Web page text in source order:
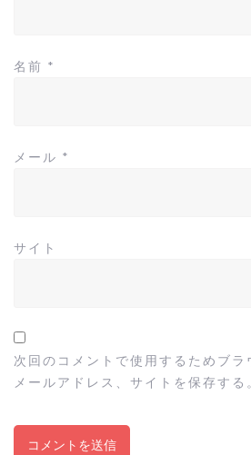
名前 *
メール *
サイト
次回のコメントで使用するためブラ
メールアドレス、サイトを保存する